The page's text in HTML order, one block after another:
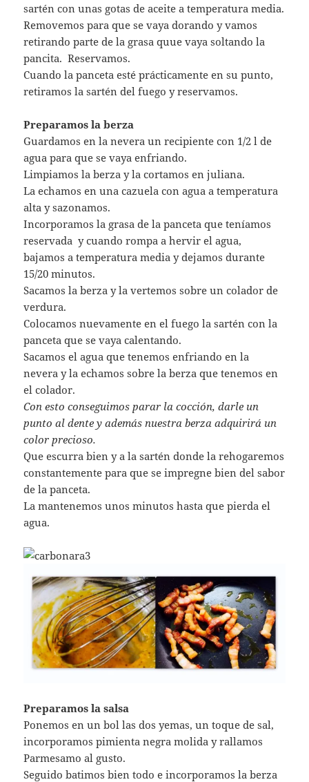
sartén con unas gotas de aceite a temperatura media.
Removemos para que se vaya dorando y vamos
retirando parte de la grasa quue vaya soltando la
pancita. Reservamos.
Cuando la panceta esté prácticamente en su punto,
retiramos la sartén del fuego y reservamos.
Preparamos la berza
Guardamos en la nevera un recipiente con 1/2 l de
agua para que se vaya enfriando.
Limpiamos la berza y la cortamos en juliana.
La echamos en una cazuela con agua a temperatura
alta y sazonamos.
Incorporamos la grasa de la panceta que teníamos
reservada y cuando rompa a hervir el agua,
bajamos a temperatura media y dejamos durante
15/20 minutos.
Sacamos la berza y la vertemos sobre un colador de
verdura.
Colocamos nuevamente en el fuego la sartén con la
panceta que se vaya calentando.
Sacamos el agua que tenemos enfriando en la
nevera y la echamos sobre la berza que tenemos en
el colador.
Con esto conseguimos parar la cocción, darle un
punto al dente y además nuestra berza adquirirá un
color precioso.
Que escurra bien y a la sartén donde la rehogaremos
constantemente para que se impregne bien del sabor
de la panceta.
La mantenemos unos minutos hasta que pierda el
agua.
Preparamos la salsa
Ponemos en un bol las dos yemas, un toque de sal,
incorporamos pimienta negra molida y rallamos
Parmesamo al gusto.
Seguido batimos bien todo e incorporamos la berza